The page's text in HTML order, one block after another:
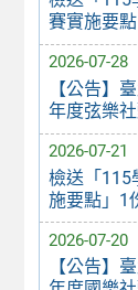
賽實施要
2026-07-28
【公告】
年度弦樂
2026-07-21
檢送「115
施要點」1
2026-07-20
【公告】